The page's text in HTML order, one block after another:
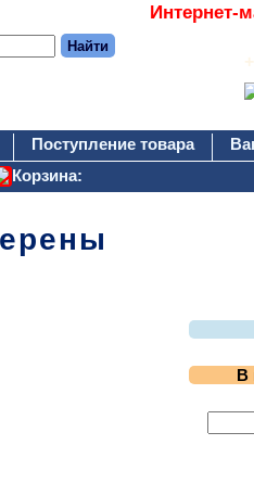
Интернет-
Поступление товара
Корзина:
В